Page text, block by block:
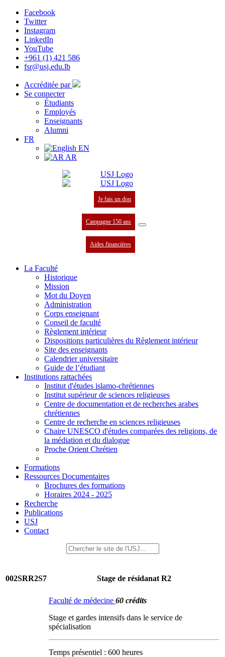
Facebook
Twitter
Instagram
LinkedIn
YouTube
+961 (1) 421 586
fsr@usj.edu.lb
Accréditée par
Se connecter
Étudiants
Employés
Enseignants
Alumni
FR
EN
AR
Je fais un don
Campagne 150 ans
Aides financières
La Faculté
Historique
Mission
Mot du Doyen
Administration
Corps enseignant
Conseil de faculté
Règlement intérieur
Dispositions particulières du Règlement intérieur
Site des enseignants
Calendrier universitaire
Guide de l’étudiant
Institutions rattachées
Institut d'études islamo-chrétiennes
Institut supérieur de sciences religieuses
Centre de documentation et de recherches arabes
chrétiennes
Centre de recherche en sciences religieuses
Chaire UNESCO d'études comparées des religions, de
la médiation et du dialogue
Proche Orient Chrétien
Formations
Ressources Documentaires
Brochures des formations
Horaires 2024 - 2025
Recherche
Publications
USJ
Contact
002SRR2S7 Stage de résidanat R2
Faculté de médecine 60 crédits
Stage et gardes intensifs dans le service de
spécialisation
Temps présentiel : 600 heures